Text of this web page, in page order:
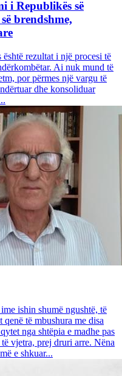
i Republikës së
brendshme,
rezultat i një procesi të
Ai nuk mund të
por përmes një vargu të
dhe konsoliduar
ishin shumë ngushtë, të
të mbushura me disa
nga shtëpia e madhe pas
vjetra, prej druri arre. Nëna
e shkuar...